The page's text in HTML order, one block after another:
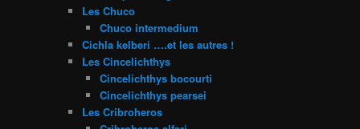
Les Chuco
Chuco intermedium
Cichla kelberi ….et les autres !
Les Cincelichthys
Cincelichthys bocourti
Cincelichthys pearsei
Les Cribroheros